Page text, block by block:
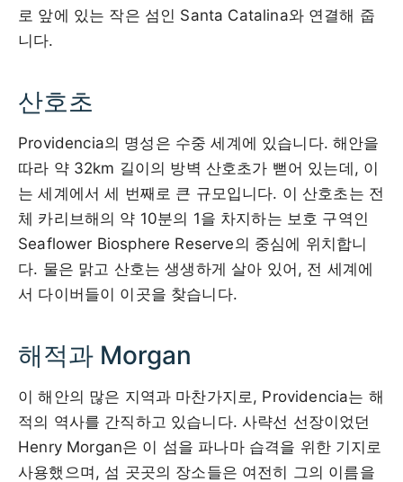
로 앞에 있는 작은 섬인 Santa Catalina와 연결해 줍
니다.
산호초
Providencia의 명성은 수중 세계에 있습니다. 해안을
따라 약 32km 길이의 방벽 산호초가 뻗어 있는데, 이
는 세계에서 세 번째로 큰 규모입니다. 이 산호초는 전
체 카리브해의 약 10분의 1을 차지하는 보호 구역인
Seaflower Biosphere Reserve의 중심에 위치합니
다. 물은 맑고 산호는 생생하게 살아 있어, 전 세계에
서 다이버들이 이곳을 찾습니다.
해적과 Morgan
이 해안의 많은 지역과 마찬가지로, Providencia는 해
적의 역사를 간직하고 있습니다. 사략선 선장이었던
Henry Morgan은 이 섬을 파나마 습격을 위한 기지로
사용했으며, 섬 곳곳의 장소들은 여전히 그의 이름을